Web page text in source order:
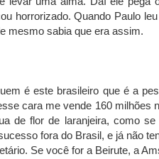
horrorizado. Quando Paulo
mesmo sabia que era assim.
é este brasileiro que é a
cara me vende 160
de flor de laranjeira, como
fora do Brasil, e já não
Se você for a Beirute, a